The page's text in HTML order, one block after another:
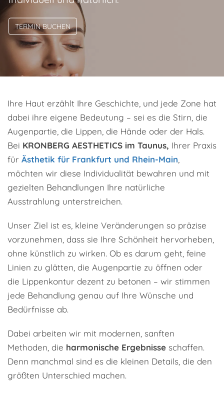
TERMIN BUCHEN
Ihre Haut erzählt Ihre Geschichte, und jede Zone hat
dabei ihre eigene Bedeutung – sei es die Stirn, die
Augenpartie, die Lippen, die Hände oder der Hals.
Bei KRONBERG AESTHETICS im Taunus, Ihrer Praxis
für Ästhetik für Frankfurt und Rhein-Main
möchten wir diese Individualität bewahren und mit
gezielten Behandlungen Ihre natürliche
Ausstrahlung unterstreichen.
Unser Ziel ist es, kleine Veränderungen so präzise
vorzunehmen, dass sie Ihre Schönheit hervorheben,
ohne künstlich zu wirken. Ob es darum geht, feine
Linien zu glätten, die Augenpartie zu öffnen oder
die Lippenkontur dezent zu betonen – wir stimmen
jede Behandlung genau auf Ihre Wünsche und
Bedürfnisse ab.
Dabei arbeiten wir mit modernen, sanften
Methoden, die harmonische Ergebnisse schaffen.
Denn manchmal sind es die kleinen Details, die den
größten Unterschied machen.